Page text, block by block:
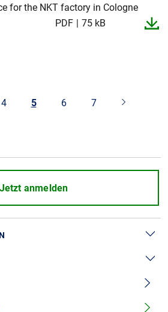
for the NKT factory in Cologne
PDF 75 kB
4 5 6 7
Jetzt anmelden